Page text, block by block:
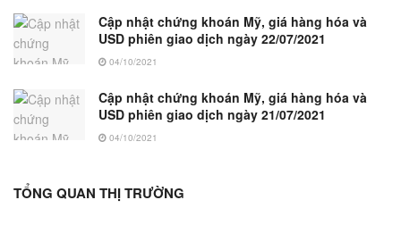
Cập nhật chứng khoán Mỹ, giá hàng hóa và
USD phiên giao dịch ngày 22/07/2021
04/10/2021
Cập nhật chứng khoán Mỹ, giá hàng hóa và
USD phiên giao dịch ngày 21/07/2021
04/10/2021
TỔNG QUAN THỊ TRƯỜNG